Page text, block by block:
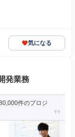
気になる
発業務
件のプロジ